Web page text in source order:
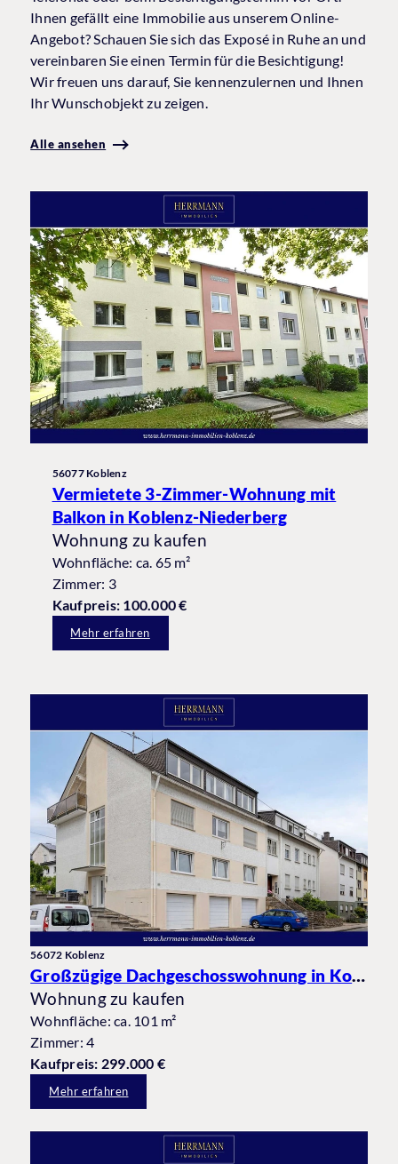
Ihnen gefällt eine Immobilie aus unserem Online-
Angebot? Schauen Sie sich das Exposé in Ruhe an und
vereinbaren Sie einen Termin für die Besichtigung!
Wir freuen uns darauf, Sie kennenzulernen und Ihnen
Ihr Wunschobjekt zu zeigen.
Alle ansehen
56077 Koblenz
Vermietete 3-Zimmer-Wohnung mit
Balkon in Koblenz-Niederberg
Wohnung zu kaufen
Wohnfläche: ca. 65 m²
Zimmer: 3
Kaufpreis: 100.000 €
Mehr erfahren
56072 Koblenz
Großzügige Dachgeschosswohnung in Koblenz-Güls mit Balkon und Garage in beliebter Wohnlage
Wohnung zu kaufen
Wohnfläche: ca. 101 m²
Zimmer: 4
Kaufpreis: 299.000 €
Mehr erfahren